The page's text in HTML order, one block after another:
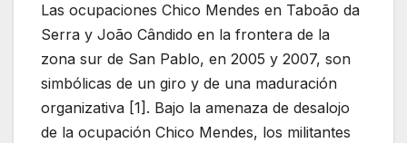
Las ocupaciones Chico Mendes en Taboão da
Serra y João Cândido en la frontera de la
zona sur de San Pablo, en 2005 y 2007, son
simbólicas de un giro y de una maduración
organizativa [1]. Bajo la amenaza de desalojo
de la ocupación Chico Mendes, los militantes